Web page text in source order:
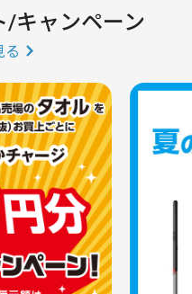
/キャンペーン
る